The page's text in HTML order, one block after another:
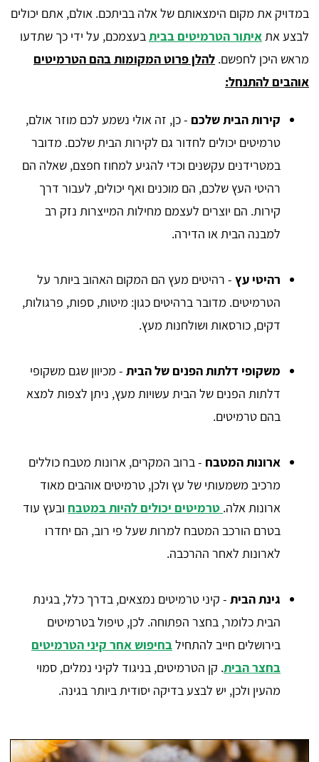
במדויק את מקום הימצאותם של אלה בביתכם. אולם, אתם יכולים
לבצע אתאיתור הטרמיטים בביתבעצמכם, על ידי כך שתדעו
מראש היכן לחפשם. להלן פרוט המקומות בהם הטרמיטים
אוהבים להתנחל:
קירות הבית שלכם - כן, זה אולי נשמע לכם מוזר אולם,
טרמיטים יכולים לחדור גם לקירות הבית שלכם. מדובר
במטרידנים עקשנים וכדי להגיע למחוז חפצם, שאלה הם
רהיטי העץ שלכם, הם מוכנים ואף יכולים, לעבור דרך
קירות. הם יוצרים לעצמם מחילות המייצרות נזק רב
למבנה הבית או הדירה.
רהיטי עץ - רהיטים מעץ הם המקום האהוב ביותר על
הטרמיטים. מדובר ברהיטים כגון: מיטות, ספות, פרגולות,
דקים, כורסאות ושולחנות מעץ.
משקופי דלתות הפנים של הבית - מכיוון שגם משקופי
דלתות הפנים של הבית עשויות מעץ, ניתן לצפות למצא
בהם טרמיטים.
ארונות המטבח - ברוב המקרים, ארונות מטבח כוללים
מרכיב משמעותי של עץ ולכן, טרמיטים אוהבים מאוד
ארונות אלה. טרמיטים יכולים להיות במטבח ובעץ עוד
בטרם הורכב המטבח למרות שעל פי רוב, הם יחדרו
לארונות לאחר ההרכבה.
גינת הבית - קיני טרמיטים נמצאים, בדרך כלל, בגינת
הבית כלומר, בחצר הפתוחה. לכן, טיפול בטרמיטים
בירושלים חייב להתחילבחיפוש אחר קיני הטרמיטים
בחצר הבית. קן הטרמיטים, בניגוד לקיני נמלים, סמוי
מהעין ולכן, יש לבצע בדיקה יסודית ביותר בגינה.